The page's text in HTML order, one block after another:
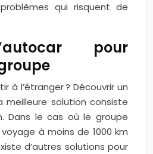
qui risquent de
pour
à l’étranger ? Découvrir un
meilleure solution consiste
Dans le cas où le groupe
à moins de 1000 km
d’autres solutions pour